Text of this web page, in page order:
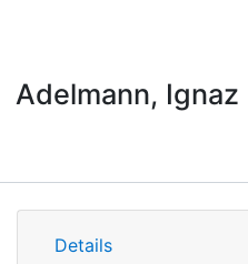
Adelmann, Ignaz
Details